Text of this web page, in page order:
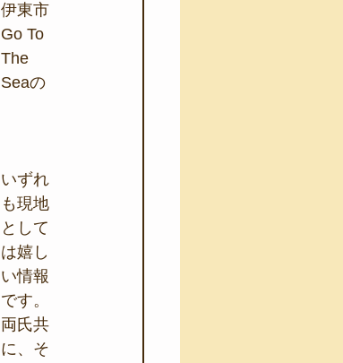
伊東市
Go To
The
Seaの
いずれ
も現地
として
は嬉し
い情報
です。
両氏共
に、そ